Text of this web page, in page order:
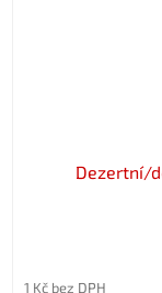
Dezertní/
1 Kč bez DPH